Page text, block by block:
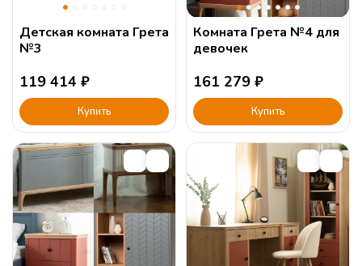
Детская комната Грета
№3
119 414 ₽
Купить
Комната Грета №4 для
девочек
161 279 ₽
Купить